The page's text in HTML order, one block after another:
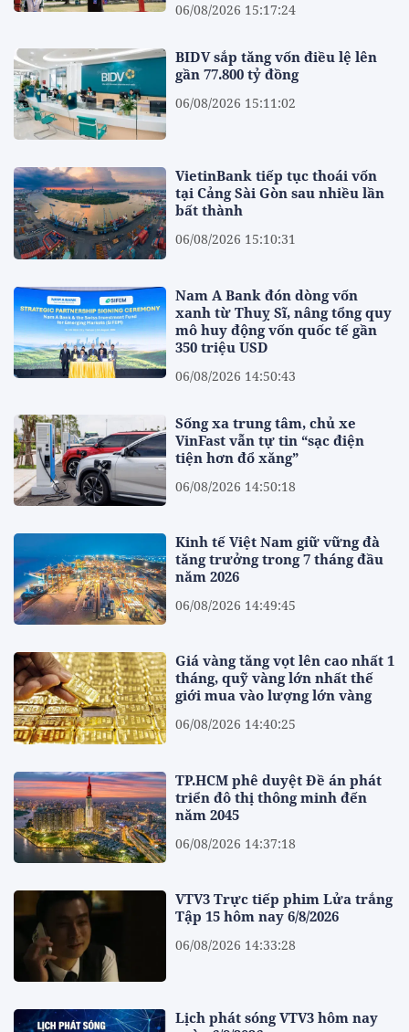
06/08/2026 15:17:24
BIDV sắp tăng vốn điều lệ lên
gần 77.800 tỷ đồng
06/08/2026 15:11:02
VietinBank tiếp tục thoái vốn
tại Cảng Sài Gòn sau nhiều lần
bất thành
06/08/2026 15:10:31
Nam A Bank đón dòng vốn
xanh từ Thuỵ Sĩ, nâng tổng quy
mô huy động vốn quốc tế gần
350 triệu USD
06/08/2026 14:50:43
Sống xa trung tâm, chủ xe
VinFast vẫn tự tin “sạc điện
tiện hơn đổ xăng”
06/08/2026 14:50:18
Kinh tế Việt Nam giữ vững đà
tăng trưởng trong 7 tháng đầu
năm 2026
06/08/2026 14:49:45
Giá vàng tăng vọt lên cao nhất 1
tháng, quỹ vàng lớn nhất thế
giới mua vào lượng lớn vàng
06/08/2026 14:40:25
TP.HCM phê duyệt Đề án phát
triển đô thị thông minh đến
năm 2045
06/08/2026 14:37:18
VTV3 Trực tiếp phim Lửa trắng
Tập 15 hôm nay 6/8/2026
06/08/2026 14:33:28
Lịch phát sóng VTV3 hôm nay